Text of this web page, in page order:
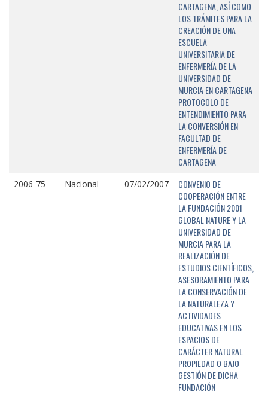
CARTAGENA, ASÍ COMO
LOS TRÁMITES PARA LA
CREACIÓN DE UNA
ESCUELA
UNIVERSITARIA DE
ENFERMERÍA DE LA
UNIVERSIDAD DE
MURCIA EN CARTAGENA
PROTOCOLO DE
ENTENDIMIENTO PARA
LA CONVERSIÓN EN
FACULTAD DE
ENFERMERÍA DE
CARTAGENA
2006-75 Nacional 07/02/2007
CONVENIO DE
COOPERACIÓN ENTRE
LA FUNDACIÓN 2001
GLOBAL NATURE Y LA
UNIVERSIDAD DE
MURCIA PARA LA
REALIZACIÓN DE
ESTUDIOS CIENTÍFICOS,
ASESORAMIENTO PARA
LA CONSERVACIÓN DE
LA NATURALEZA Y
ACTIVIDADES
EDUCATIVAS EN LOS
ESPACIOS DE
CARÁCTER NATURAL
PROPIEDAD O BAJO
GESTIÓN DE DICHA
FUNDACIÓN